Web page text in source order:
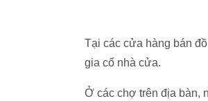
Tại các cửa hàng bán
gia cố nhà cửa.
Ở các chợ trên địa bàn,